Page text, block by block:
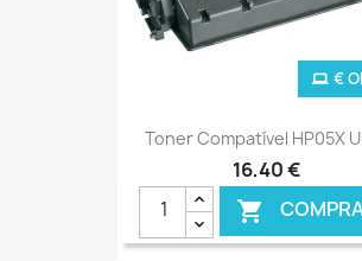
Toner Compatível HP05X
16,40 €

€